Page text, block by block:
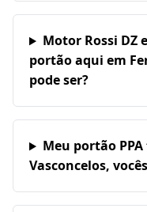
Motor Rossi DZ
portão aqui em
pode ser?
Meu portão
Vasconcelos,